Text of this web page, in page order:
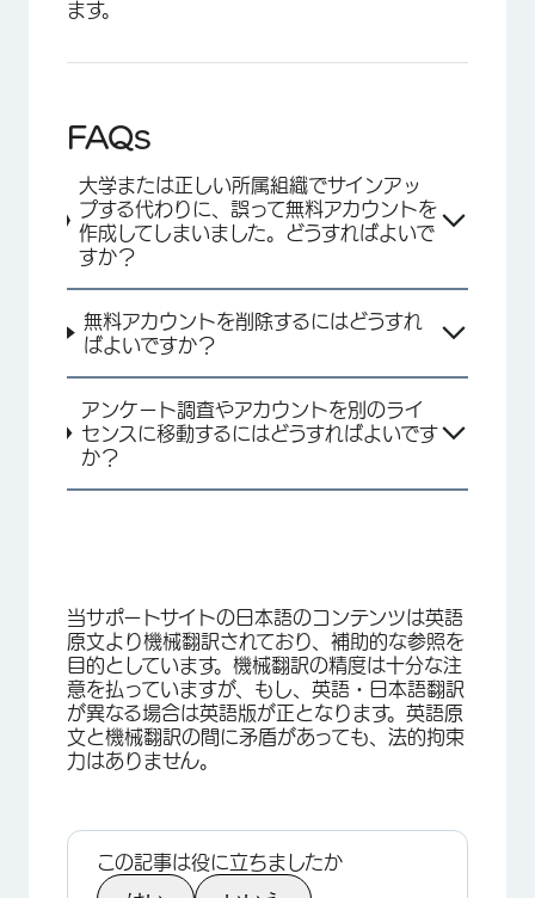
ます。
FAQs
大学または正しい所属組織でサインアッ
プする代わりに、誤って無料アカウントを
作成してしまいました。どうすればよいで
すか？
無料アカウントを削除するにはどうすれ
ばよいですか？
アンケート調査やアカウントを別のライ
センスに移動するにはどうすればよいです
か？
当サポートサイトの日本語のコンテンツは英語
原文より機械翻訳されており、補助的な参照を
目的としています。機械翻訳の精度は十分な注
意を払っていますが、もし、英語・日本語翻訳
が異なる場合は英語版が正となります。英語原
文と機械翻訳の間に矛盾があっても、法的拘束
力はありません。
この記事は役に立ちましたか